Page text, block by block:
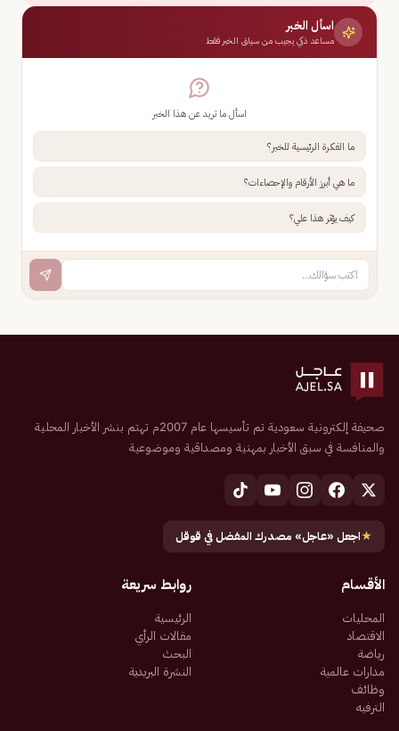
اسأل الخبر
مساعد ذكي يجيب من سياق الخبر فقط
اسأل ما تريد عن هذا الخبر
ما الفكرة الرئيسية للخبر؟
ما هي أبرز الأرقام والإحصاءات؟
كيف يؤثر هذا علي؟
صحيفة إلكترونية سعودية تم تأسيسها عام 2007م تهتم بنشر الأخبار المحلية
والمنافسة في سبق الأخبار بمهنية ومصداقية وموضوعية
★اجعل «عاجل» مصدرك المفضل في قوقل
الأقسام
المحليات
الاقتصاد
رياضة
مدارات عالمية
وظائف
الترفيه
روابط سريعة
الرئيسية
مقالات الرأي
البحث
النشرة البريدية